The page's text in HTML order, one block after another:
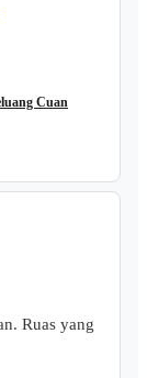
Cuan
Ruas yang